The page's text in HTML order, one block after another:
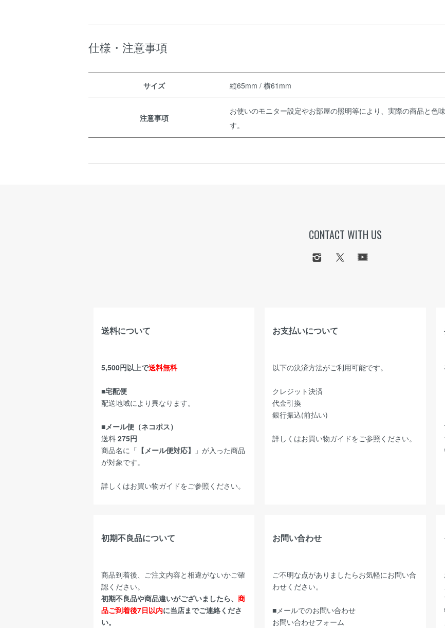
仕様・注意事項
サイズ 縦65mm / 横61mm
注意事項
お使いのモニター設定やお部屋の照明等により、実際の商品と色
す。
CONTACT WITH US
送料について
5,500円以上で送料無料
■宅配便
配送地域により異なります。
■メール便（ネコポス）
送料 275円
商品名に「 【メール便対応】
」が入った商品
が対象です。
詳しくはお買い物ガイドをご参照ください。
お支払いについて
以下の決済方法がご利用可能です。
クレジット決済
代金引換
銀行振込(前払い)
詳しくはお買い物ガイドをご参照ください。
初期不良品について
商品到着後、ご注文内容と相違がないかご確
認ください。
初期不良品や商品違いがございましたら、 商
品ご到着後7日以内に当店までご連絡くださ
い。
お問い合わせ
ご不明な点がありましたらお気軽にお問い合
わせください。
■メールでのお問い合わせ
お問い合わせフォーム